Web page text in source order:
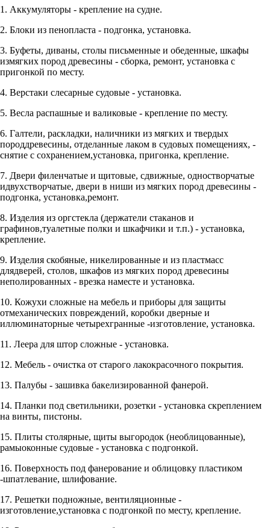
1. Аккумуляторы - крепление на судне.
2. Блоки из пенопласта - подгонка, установка.
3. Буфеты, диваны, столы письменные и обеденные, шкафы
измягких пород древесины - сборка, ремонт, установка с
пригонкой по месту.
4. Верстаки слесарные судовые - установка.
5. Весла распашные и валиковые - крепление по месту.
6. Галтели, раскладки, наличники из мягких и твердых
породдревесины, отделанные лаком в судовых помещениях, -
снятие с сохранением,установка, пригонка, крепление.
7. Двери филенчатые и щитовые, сдвижные, одностворчатые
идвухстворчатые, двери в ниши из мягких пород древесины -
подгонка, установка,ремонт.
8. Изделия из оргстекла (держатели стаканов и
графинов,туалетные полки и шкафчики и т.п.) - установка,
крепление.
9. Изделия скобяные, никелированные и из пластмасс
длядверей, столов, шкафов из мягких пород древесины
неполированных - врезка наместе и установка.
10. Кожухи сложные на мебель и приборы для защиты
отмеханических повреждений, коробки дверные и
иллюминаторные четырехгранные -изготовление, установка.
11. Леера для штор сложные - установка.
12. Мебель - очистка от старого лакокрасочного покрытия.
13. Палубы - зашивка бакелизированной фанерой.
14. Планки под светильники, розетки - установка скреплением
на винты, пистоны.
15. Плиты столярные, щиты выгородок (необлицованные),
рамыоконные судовые - установка с подгонкой.
16. Поверхность под фанерование и облицовку пластиком
-шпатлевание, шлифование.
17. Решетки подножные, вентиляционные -
изготовление,установка с подгонкой по месту, крепление.